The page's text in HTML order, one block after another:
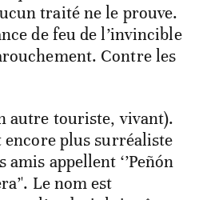
traité ne le prouve.
de feu de l’invincible
Contre les
autre touriste, vivant).
plus surréaliste
appellent ‘’Peñón
Le nom est